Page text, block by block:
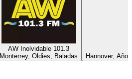
AW Inolvidable 101.3
Monterrey, Oldies, Baladas
Hannover,